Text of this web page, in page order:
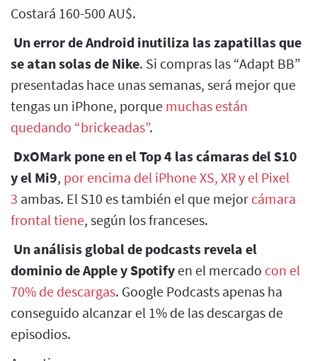
Costará 160-500 AU$.
Un error de Android inutiliza las zapatillas que
se atan solas de Nike. Si compras las “Adapt BB”
presentadas hace unas semanas, será mejor que
tengas un iPhone, porque muchas están
quedando “brickeadas”.
DxOMark pone en el Top 4 las cámaras del S10
y el Mi9, por encima del iPhone XS, XR y el Pixel
3 ambas. El S10 es también el que mejor cámara
frontal tiene, según los franceses.
Un análisis global de podcasts revela el
dominio de Apple y Spotify en el mercado con el
70% de descargas. Google Podcasts apenas ha
conseguido alcanzar el 1% de las descargas de
episodios.